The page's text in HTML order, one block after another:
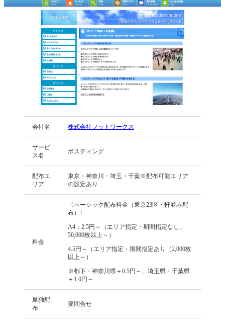
会社名 株式会社フットワークス
サービ
ス名
ポスティング
配布エ
リア
東京・神奈川・埼玉・千葉※配布可能エリア
の設定あり
料金
〈ベーシック配布料金（東京23区・軒並み配
布）〉
A4：2.5円～（エリア指定・期間指定なし、
50,000枚以上～）
4.5円～（エリア指定・期間指定あり（2,000枚
以上～）
※都下・神奈川県＋0.5円～、埼玉県・千葉県
＋1.0円～
単独配
布
要問合せ